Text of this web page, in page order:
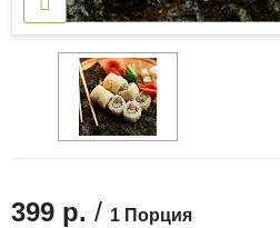
399 р. / 1 Порция